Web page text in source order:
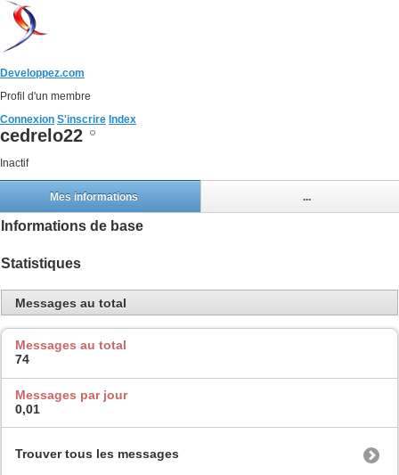
Developpez.com
Profil d'un membre
Connexion S'inscrire Index
cedrelo22
Inactif
Mes informations ...
Informations de base
Statistiques
Messages au total
Messages au total
74
Messages par jour
0,01
Trouver tous les messages